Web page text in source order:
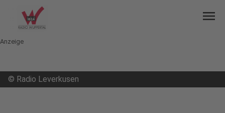
menu
Anzeige
© Radio Leverkusen